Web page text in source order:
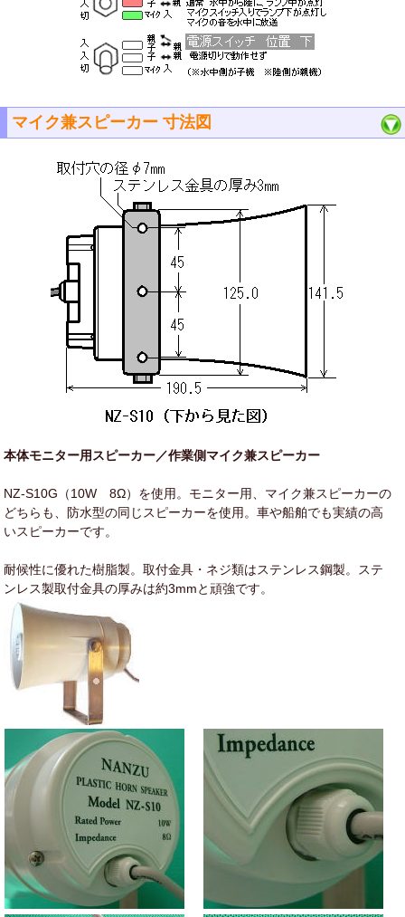
マイク兼スピーカー 寸法図
本体モニター用スピーカー／作業側マイク兼スピーカー
NZ-S10G（10W 8Ω）を使用。モニター用、マイク兼スピーカーの
どちらも、防水型の同じスピーカーを使用。車や船舶でも実績の高
いスピーカーです。
耐候性に優れた樹脂製。取付金具・ネジ類はステンレス鋼製。ステ
ンレス製取付金具の厚みは約3mmと頑強です。